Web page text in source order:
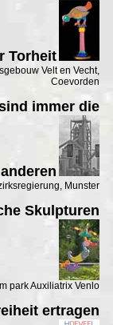
Torheit
Velt en Vecht,
Coevorden
immer die
anderen
Munster
Skulpturen
park Auxiliatrix Venlo
ertragen